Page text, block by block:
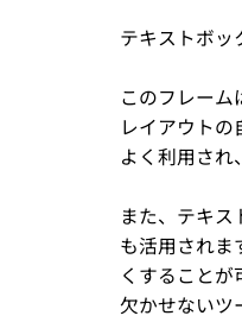
テキストボッ
このフレー
レイアウト
よく利用さ
また、テキ
も活用されま
くすること
欠かせないツ